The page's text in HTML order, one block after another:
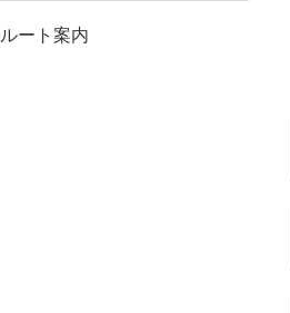
ルート案内